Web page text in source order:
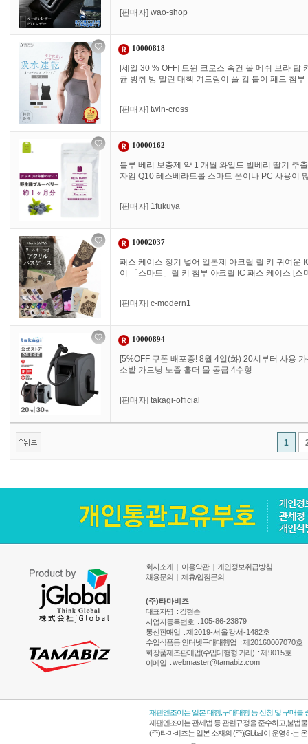
[판매자] wao-shop
10000818
[세일 30 % OFF] 트윈 크로스 속건 올 메쉬 브라 탑
균 방취 방 말린 대책 겨드랑이 풀 컵 붙이 패드 첨
[판매자] twin-cross
10000162
블루 베리 보충제 약 1 개월 와일드 빌베리 딸기 추
자임 Q10 레스베라트롤 스마트 폰이나 PC 사용이
[판매자] 1fukuya
10002037
패스 케이스 정기 넣어 일본제 아크릴 릴 키 귀여운
이 「스마트」릴 키 첨부 아크릴 IC 패스 케이스 [스
[판매자] c-modern1
10000894
[5%OFF 쿠폰 배포중! 8월 4일(화) 20시부터 사용
소밭 가드닝 노즐 홀더 물 공급 4수형
[판매자] takagi-official
1
회사소개 | 이용약관 | 개인정보취급방침
채용문의 | 제휴/입점문의
(주)타마비즈
대표자명 : 김현준
사업자등록번호 : 105-86-23879
통신판매업 :제2019-서울강서-1482호
수입식품등 인터넷구매대행업 :제20160007070호
화장품제조판매업(수입대행형 거래) :제9015호
이메일 :webmaster@tamabiz.com
재팬엔조이는 일본 대행,구매대행 등 신청 및 구매
재팬엔조이는 관세법 등 관련규정을 준수하고,불법
(주)타마비즈는 일본 소재의 (주)jGlobal 이 운영하는